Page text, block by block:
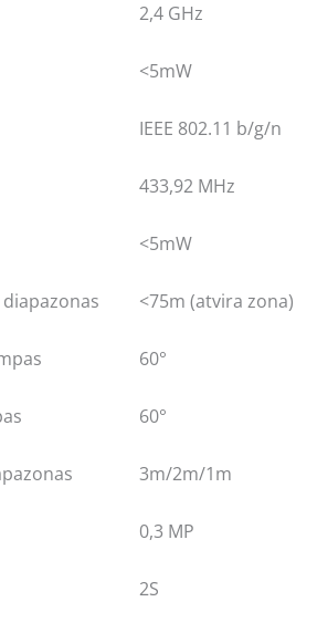
2,4 GHz
<5mW
IEEE 802.11 b/g/n
433,92 MHz
<5mW
<75m (atvira zona)
60°
60°
3m/2m/1m
0,3 MP
2S